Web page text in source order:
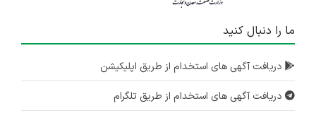
ما را دنبال کنید
دریافت آگهی های استخدام از طریق اپلیکیشن
دریافت آگهی های استخدام از طریق تلگرام